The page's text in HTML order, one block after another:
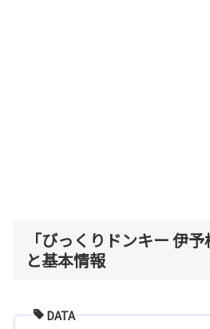
「びっくりドンキー 伊
と基本情報
DATA